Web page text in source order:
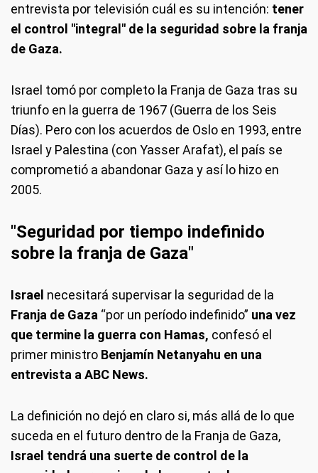
entrevista por televisión cuál es su intención: tener
el control "integral" de la seguridad sobre la franja
de Gaza.
Israel tomó por completo la Franja de Gaza tras su
triunfo en la guerra de 1967 (Guerra de los Seis
Días). Pero con los acuerdos de Oslo en 1993, entre
Israel y Palestina (con Yasser Arafat), el país se
comprometió a abandonar Gaza y así lo hizo en
2005.
"Seguridad por tiempo indefinido
sobre la franja de Gaza"
Israel necesitará supervisar la seguridad de la
Franja de Gaza “por un período indefinido” una vez
que termine la guerra con Hamas, confesó el
primer ministro Benjamín Netanyahu en una
entrevista a ABC News.
La definición no dejó en claro si, más allá de lo que
suceda en el futuro dentro de la Franja de Gaza,
Israel tendrá una suerte de control de la